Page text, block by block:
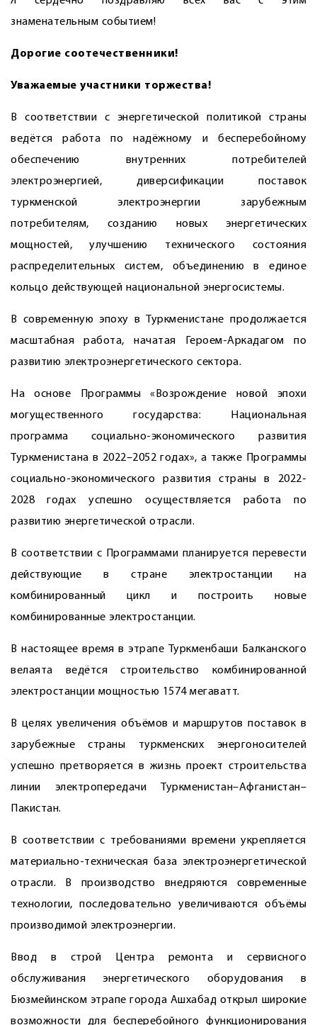
знаменательным событием!
Дорогие соотечественники!
Уважаемые участники торжества!
В соответствии с энергетической политикой страны
ведётся работа по надёжному и бесперебойному
обеспечению внутренних потребителей
электроэнергией, диверсификации поставок
туркменской электроэнергии зарубежным
потребителям, созданию новых энергетических
мощностей, улучшению технического состояния
распределительных систем, объединению в единое
кольцо действующей национальной энергосистемы.
В современную эпоху в Туркменистане продолжается
масштабная работа, начатая Героем-Аркадагом по
развитию электроэнергетического сектора.
На основе Программы «Возрождение новой эпохи
могущественного государства: Национальная
программа социально-экономического развития
Туркменистана в 2022–2052 годах», а также Программы
социально-экономического развития страны в 2022-
2028 годах успешно осуществляется работа по
развитию энергетической отрасли.
В соответствии с Программами планируется перевести
действующие в стране электростанции на
комбинированный цикл и построить новые
комбинированные электростанции.
В настоящее время в этрапе Туркменбаши Балканского
велаята ведётся строительство комбинированной
электростанции мощностью 1574 мегаватт.
В целях увеличения объёмов и маршрутов поставок в
зарубежные страны туркменских энергоносителей
успешно претворяется в жизнь проект строительства
линии электропередачи Туркменистан–Афганистан–
Пакистан.
В соответствии с требованиями времени укрепляется
материально-техническая база электроэнергетической
отрасли. В производство внедряются современные
технологии, последовательно увеличиваются объёмы
производимой электроэнергии.
Ввод в строй Центра ремонта и сервисного
обслуживания энергетического оборудования в
Бюзмейинском этрапе города Ашхабад открыл широкие
возможности для бесперебойного функционирования